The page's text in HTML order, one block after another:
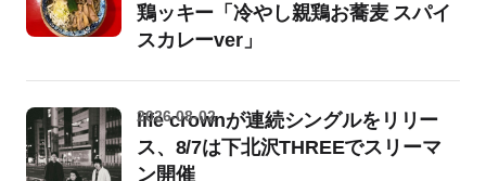
鶏ッキー「冷やし親鶏お蕎麦 スパイ
スカレーver」
life crownが連続シングルをリリー
ス、8/7は下北沢THREEでスリーマ
ン開催
2026-08-02